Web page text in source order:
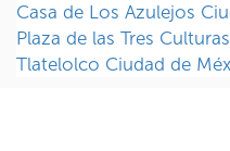
Casa de Los Azulejos
Plaza de las Tres
Tlatelolco Ciudad de